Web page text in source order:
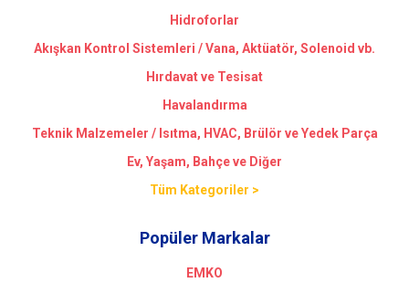
Hidroforlar
Akışkan Kontrol Sistemleri / Vana, Aktüatör, Solenoid vb.
Hırdavat ve Tesisat
Havalandırma
Teknik Malzemeler / Isıtma, HVAC, Brülör ve Yedek Parça
Ev, Yaşam, Bahçe ve Diğer
Tüm Kategoriler >
Popüler Markalar
EMKO